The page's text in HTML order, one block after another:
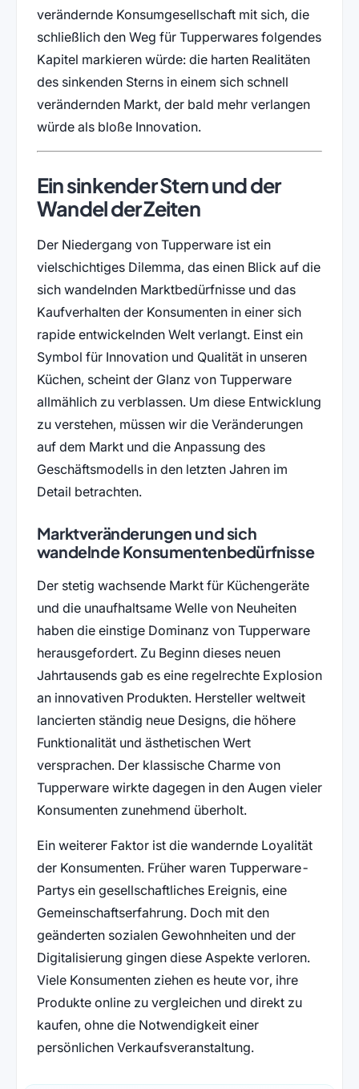
verändernde Konsumgesellschaft mit sich, die
schließlich den Weg für Tupperwares folgendes
Kapitel markieren würde: die harten Realitäten
des sinkenden Sterns in einem sich schnell
verändernden Markt, der bald mehr verlangen
würde als bloße Innovation.
Ein sinkender Stern und der
Wandel der Zeiten
Der Niedergang von Tupperware ist ein
vielschichtiges Dilemma, das einen Blick auf die
sich wandelnden Marktbedürfnisse und das
Kaufverhalten der Konsumenten in einer sich
rapide entwickelnden Welt verlangt. Einst ein
Symbol für Innovation und Qualität in unseren
Küchen, scheint der Glanz von Tupperware
allmählich zu verblassen. Um diese Entwicklung
zu verstehen, müssen wir die Veränderungen
auf dem Markt und die Anpassung des
Geschäftsmodells in den letzten Jahren im
Detail betrachten.
Marktveränderungen und sich
wandelnde Konsumentenbedürfnisse
Der stetig wachsende Markt für Küchengeräte
und die unaufhaltsame Welle von Neuheiten
haben die einstige Dominanz von Tupperware
herausgefordert. Zu Beginn dieses neuen
Jahrtausends gab es eine regelrechte Explosion
an innovativen Produkten. Hersteller weltweit
lancierten ständig neue Designs, die höhere
Funktionalität und ästhetischen Wert
versprachen. Der klassische Charme von
Tupperware wirkte dagegen in den Augen vieler
Konsumenten zunehmend überholt.
Ein weiterer Faktor ist die wandernde Loyalität
der Konsumenten. Früher waren Tupperware-
Partys ein gesellschaftliches Ereignis, eine
Gemeinschaftserfahrung. Doch mit den
geänderten sozialen Gewohnheiten und der
Digitalisierung gingen diese Aspekte verloren.
Viele Konsumenten ziehen es heute vor, ihre
Produkte online zu vergleichen und direkt zu
kaufen, ohne die Notwendigkeit einer
persönlichen Verkaufsveranstaltung.